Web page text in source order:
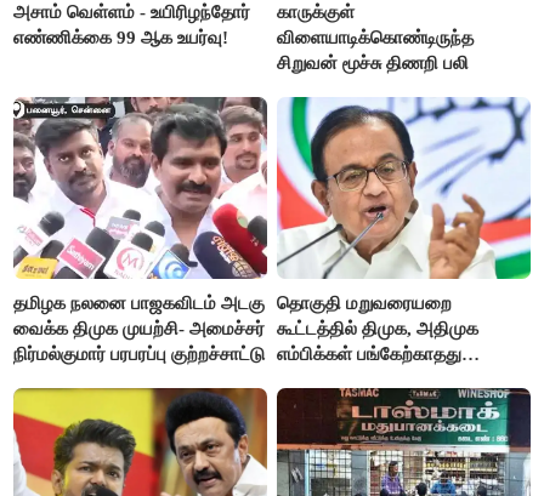
அசாம் வெள்ளம் - உயிரிழந்தோர்
எண்ணிக்கை 99 ஆக உயர்வு!
காருக்குள்
விளையாடிக்கொண்டிருந்த
சிறுவன் மூச்சு திணறி பலி
தமிழக நலனை பாஜகவிடம் அடகு
வைக்க திமுக முயற்சி- அமைச்சர்
நிர்மல்குமார் பரபரப்பு குற்றச்சாட்டு
தொகுதி மறுவரையறை
கூட்டத்தில் திமுக, அதிமுக
எம்பிக்கள் பங்கேற்காதது